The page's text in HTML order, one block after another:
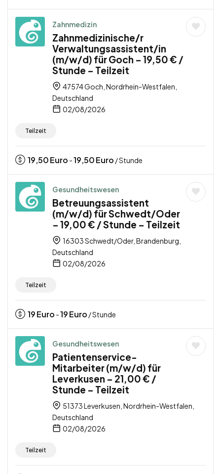
Zahnmedizin
Zahnmedizinische/r
Verwaltungsassistent/in
(m/w/d) für Goch – 19,50 € /
Stunde – Teilzeit
47574 Goch, Nordrhein-Westfalen,
Deutschland
02/08/2026
Teilzeit
19,50Euro -19,50Euro / Stunde
Gesundheitswesen
Betreuungsassistent
(m/w/d) für Schwedt/Oder
– 19,00 € / Stunde – Teilzeit
16303 Schwedt/Oder, Brandenburg,
Deutschland
02/08/2026
Teilzeit
19Euro -19Euro / Stunde
Gesundheitswesen
Patientenservice-
Mitarbeiter (m/w/d) für
Leverkusen – 21,00 € /
Stunde – Teilzeit
51373 Leverkusen, Nordrhein-Westfalen,
Deutschland
02/08/2026
Teilzeit